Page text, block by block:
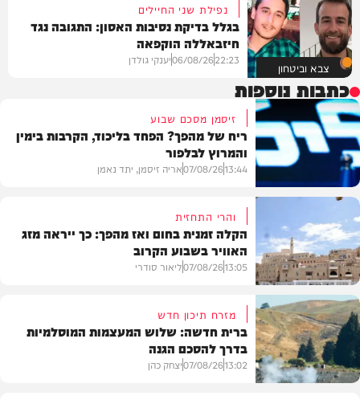
צבא וביטחון
נפילת שני החיילים
בגלל בדיקת נסיבות האסון: התגובה נגד
חיזבאללה הוקפאה
22:23
06/08/26יענקי גולדן
כתבות נוספות
פוליטי
זיסמן מסכם שבוע
ריח של מהפך? הפחד בליכוד, הקרבות בימין
והמרוץ לבלפור
13:44
07/08/26אריה זיסמן, יתד נאמן
מזג האוויר
והרי התחזית
הקלה זמנית בחום ואז מהפך: כך ייראה מזג
האוויר בשבוע הקרוב
13:05
07/08/26ליאור סודרי
מזרח תיכון חדש
ברית חדשה: שלוש המעצמות המוסלמיות
בדרך להסכם הגנה
13:02
07/08/26יצחק כהן